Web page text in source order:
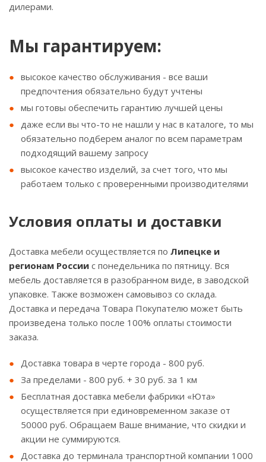
дилерами.
Мы гарантируем:
высокое качество обслуживания - все ваши
предпочтения обязательно будут учтены
мы готовы обеспечить гарантию лучшей цены
даже если вы что-то не нашли у нас в каталоге, то мы
обязательно подберем аналог по всем параметрам
подходящий вашему запросу
высокое качество изделий, за счет того, что мы
работаем только с проверенными производителями
Условия оплаты и доставки
Доставка мебели осуществляется по Липецке и
регионам России с понедельника по пятницу. Вся
мебель доставляется в разобранном виде, в заводской
упаковке. Также возможен самовывоз со склада.
Доставка и передача Товара Покупателю может быть
произведена только после 100% оплаты стоимости
заказа.
Доставка товара в черте города - 800 руб.
За пределами - 800 руб. + 30 руб. за 1 км
Бесплатная доставка мебели фабрики «Юта»
осуществляется при единовременном заказе от
50000 руб. Обращаем Ваше внимание, что скидки и
акции не суммируются.
Доставка до терминала транспортной компании 1000